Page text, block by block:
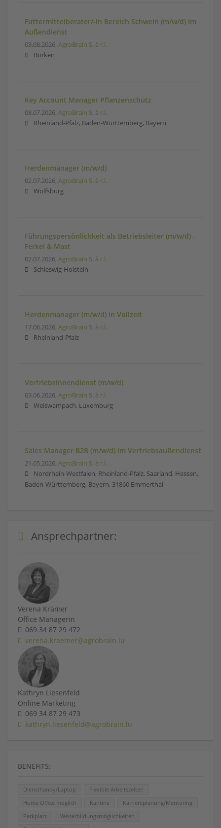
Futtermittelberater/-in Bereich Schwein (m/w/d) im
Außendienst
03.08.2026, AgroBrain S. à r.l.
Borken
Key Account Manager Pflanzenschutz
08.07.2026, AgroBrain S. à r.l.
Rheinland-Pfalz, Baden-Württemberg, Bayern
Herdenmanager (m/w/d)
02.07.2026, AgroBrain S. à r.l.
Wolfsburg
Führungspersönlichkeit als Betriebsleiter (m/w/d) -
Ferkel & Mast
02.07.2026, AgroBrain S. à r.l.
Schleswig-Holstein
Herdenmanager (m/w/d) in Vollzeit
17.06.2026, AgroBrain S. à r.l.
Rheinland-Pfalz
Vertriebsinnendienst (m/w/d)
03.06.2026, AgroBrain S. à r.l.
Weiswampach, Luxemburg
Sales Manager B2B (m/w/d) im Vertriebsaußendienst
21.05.2026, AgroBrain S. à r.l.
Nordrhein-Westfalen, Rheinland-Pfalz, Saarland, Hessen,
Baden-Württemberg, Bayern, 31860 Emmerthal
Ansprechpartner:
Verena Krämer
Office Managerin
069 34 87 29 472
verena.kraemer@agrobrain.lu
Kathryn Liesenfeld
Online Marketing
069 34 87 29 473
kathryn.liesenfeld@agrobrain.lu
BENEFITS:
Diensthandy/Laptop
Flexible Arbeitszeiten
Home Office möglich
Kantine
Karriereplanung/Mentoring
Parkplatz
Weiterbildungsmöglichkeiten